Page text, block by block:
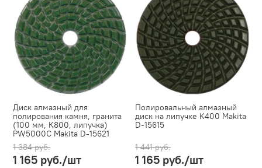
Диск алмазный для
полирования камня, гранита
(100 мм, К800, липучка)
PW5000C Makita D-15621
1 384 руб.
1 165 руб./шт
Полировальный алмазный
диск на липучке K400 Makita
D-15615
1 441 руб.
1 165 руб./шт